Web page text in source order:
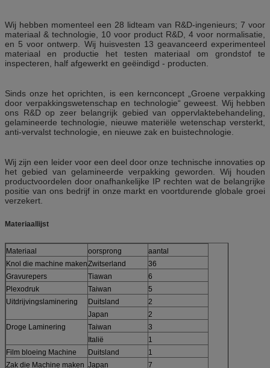
Wij hebben momenteel een 28 lidteam van R&D-ingenieurs; 7 voor
materiaal & technologie, 10 voor product R&D, 4 voor normalisatie,
en 5 voor ontwerp. Wij huisvesten 13 geavanceerd experimenteel
materiaal en productie het testen materiaal om grondstof te
inspecteren, half afgewerkt en geëindigd - producten.
Sinds onze het oprichten, is een kernconcept „Groene verpakking
door verpakkingswetenschap en technologie“ geweest. Wij hebben
ons R&D op zeer belangrijk gebied van oppervlaktebehandeling,
gelamineerde technologie, nieuwe materiële wetenschap versterkt,
anti-vervalst technologie, en nieuwe zak en buistechnologie.
Wij zijn een leider voor een deel door onze technische innovaties op
het gebied van gelamineerde verpakking geworden. Wij houden
productvoordelen door onafhankelijke IP rechten wat de belangrijke
positie van ons bedrijf in onze markt en voortdurende globale groei
verzekert.
Materiaallijst
Materiaal oorsprong
aantal
Knol die machine makenZwitserland
36
Gravurepers
Tiawan
6
Plexodruk
Taiwan
5
Uitdrijvingslaminering
Duitsland
2
Japan
2
Droge Laminering
Taiwan
3
Italië
1
Film bloeing Machine
Duitsland
1
Zak die Machine maken Japan
7